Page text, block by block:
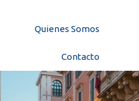
Quienes Somos
Contacto